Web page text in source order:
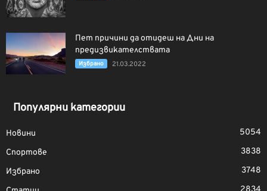
Пет причини да отидеш на Дни на
предизвикателствата
Избрано 21.03.2022
Популярни категории
Новини
5054
Спортове
3838
Избрано
3748